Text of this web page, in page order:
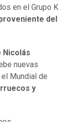
en el Grupo K
del
Nicolás
nuevas
Mundial de
y